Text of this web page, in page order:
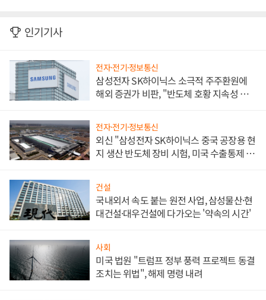
인기기사
전자·전기·정보통신
삼성전자 SK하이닉스 소극적 주주환원에
해외 증권가 비판, "반도체 호황 지속성 의
전자·전기·정보통신
외신 "삼성전자 SK하이닉스 중국 공장용 현
지 생산 반도체 장비 시험, 미국 수출통제 대
건설
국내외서 속도 붙는 원전 사업, 삼성물산·현
대건설·대우건설에 다가오는 '약속의 시간'
사회
미국 법원 "트럼프 정부 풍력 프로젝트 동결
조치는 위법", 해제 명령 내려